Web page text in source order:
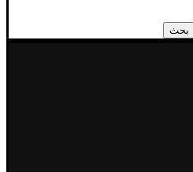
بحث